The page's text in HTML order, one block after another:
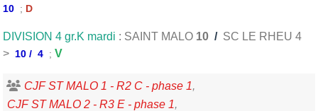
10 ; D
DIVISION 4 gr.K mardi : SAINT MALO 10 /SC LE RHEU 4
> 10 / 4 ; V
CJF ST MALO 1 - R2 C - phase 1
CJF ST MALO 2 - R3 E - phase 1